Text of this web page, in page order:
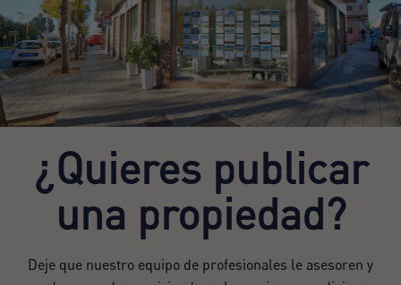
¿Quieres publicar
una propiedad?
Deje que nuestro equipo de profesionales le asesoren y